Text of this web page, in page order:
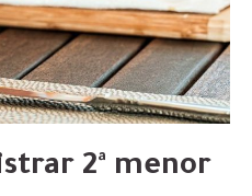
2ª menor